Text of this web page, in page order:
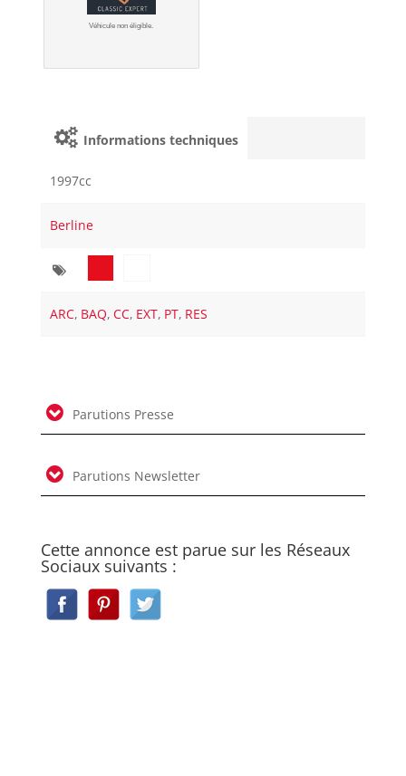
Véhicule non éligible.
Informations techniques
1997cc
Berline
ARC, BAQ, CC, EXT, PT, RES
Parutions Presse
Parutions Newsletter
Cette annonce est parue sur les Réseaux
Sociaux suivants :